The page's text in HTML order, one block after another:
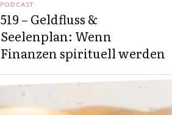
PODCAST
519 – Geldfluss &
Seelenplan: Wenn
Finanzen spirituell werden